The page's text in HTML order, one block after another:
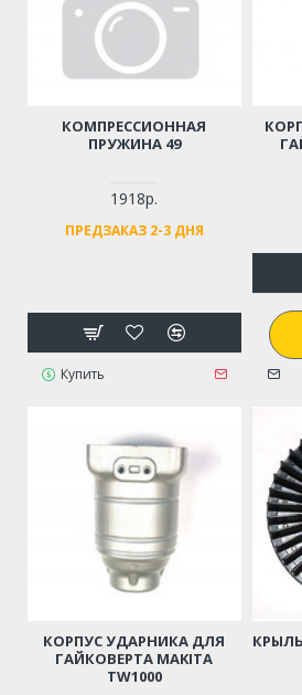
КОМПРЕССИОННАЯ
ПРУЖИНА 49
1918р.
ПРЕДЗАКАЗ 2-3 ДНЯ
Купить
КОРПУС УДАРНИКА ДЛЯ
ГАЙКОВЕРТА MAKITA
TW1000